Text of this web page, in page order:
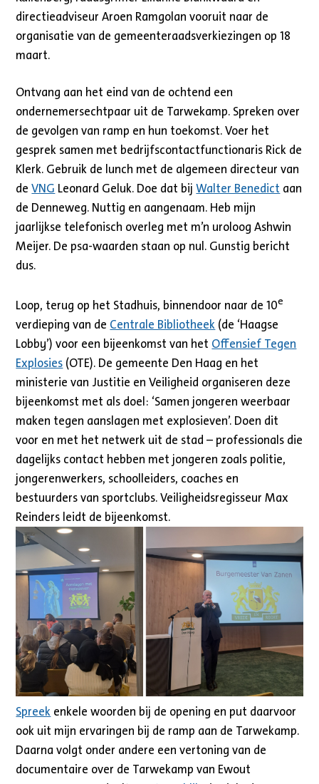
directieadviseur Aroen Ramgolan vooruit naar de
organisatie van de gemeenteraadsverkiezingen op 18
maart.
Ontvang aan het eind van de ochtend een
ondernemersechtpaar uit de Tarwekamp. Spreken over
de gevolgen van ramp en hun toekomst. Voer het
gesprek samen met bedrijfscontactfunctionaris Rick de
Klerk. Gebruik de lunch met de algemeen directeur van
deVNG Leonard Geluk. Doe dat bijWalter Benedict aan
de Denneweg. Nuttig en aangenaam. Heb mijn
jaarlijkse telefonisch overleg met m’n uroloog Ashwin
Meijer. De psa-waarden staan op nul. Gunstig bericht
dus.
Loop, terug op het Stadhuis, binnendoor naar de 10e
verdieping van de Centrale Bibliotheek (de ‘Haagse
Lobby’) voor een bijeenkomst van het Offensief Tegen
Explosies (OTE). De gemeente Den Haag en het
ministerie van Justitie en Veiligheid organiseren deze
bijeenkomst met als doel: ‘Samen jongeren weerbaar
maken tegen aanslagen met explosieven’. Doen dit
voor en met het netwerk uit de stad – professionals die
dagelijks contact hebben met jongeren zoals politie,
jongerenwerkers, schoolleiders, coaches en
bestuurders van sportclubs. Veiligheidsregisseur Max
Reinders leidt de bijeenkomst.
Spreek enkele woorden bij de opening en put daarvoor
ook uit mijn ervaringen bij de ramp aan de Tarwekamp.
Daarna volgt onder andere een vertoning van de
documentaire over de Tarwekamp van Ewout